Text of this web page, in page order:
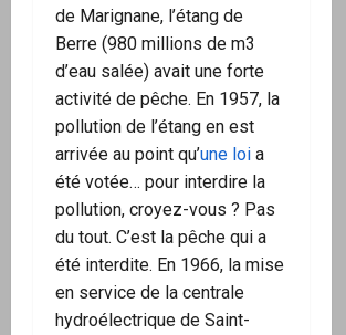
de Marignane, l’étang de
Berre (980 millions de m3
d’eau salée) avait une forte
activité de pêche. En 1957, la
pollution de l’étang en est
arrivée au point qu’une loi a
été votée… pour interdire la
pollution, croyez-vous ? Pas
du tout. C’est la pêche qui a
été interdite. En 1966, la mise
en service de la centrale
hydroélectrique de Saint-